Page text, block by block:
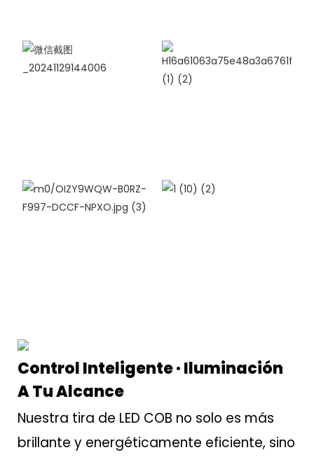
Control Inteligente · Iluminación
A Tu Alcance
Nuestra tira de LED COB no solo es más
brillante y energéticamente eficiente, sino